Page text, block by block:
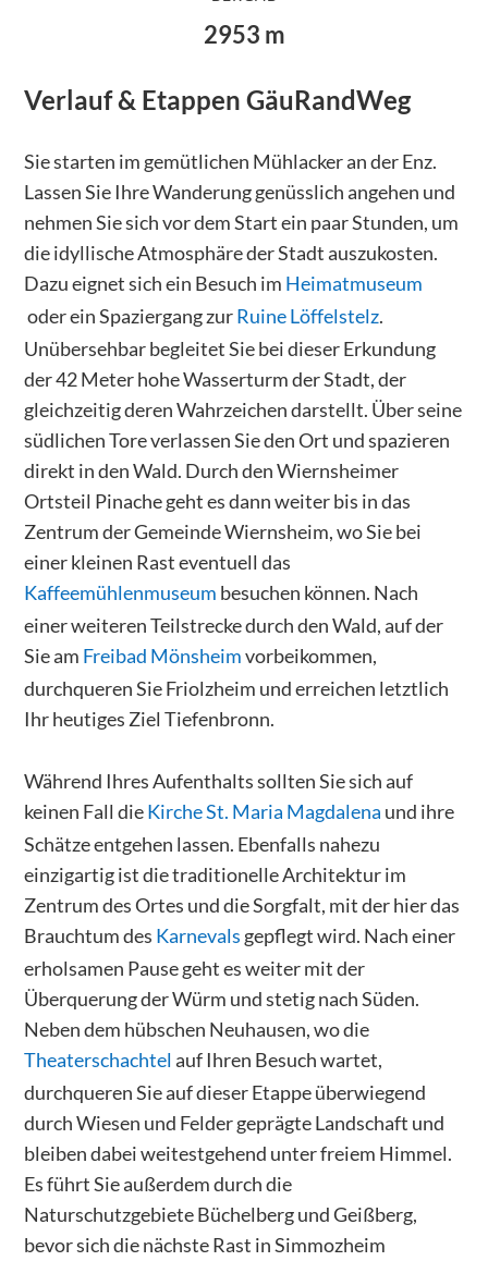
2953 m
Verlauf & Etappen GäuRandWeg
Sie starten im gemütlichen Mühlacker an der Enz.
Lassen Sie Ihre Wanderung genüsslich angehen und
nehmen Sie sich vor dem Start ein paar Stunden, um
die idyllische Atmosphäre der Stadt auszukosten.
Dazu eignet sich ein Besuch im Heimatmuseum
oder ein Spaziergang zurRuine Löffelstelz.
Unübersehbar begleitet Sie bei dieser Erkundung
der 42 Meter hohe Wasserturm der Stadt, der
gleichzeitig deren Wahrzeichen darstellt. Über seine
südlichen Tore verlassen Sie den Ort und spazieren
direkt in den Wald. Durch den Wiernsheimer
Ortsteil Pinache geht es dann weiter bis in das
Zentrum der Gemeinde Wiernsheim, wo Sie bei
einer kleinen Rast eventuell das
Kaffeemühlenmuseum besuchen können. Nach
einer weiteren Teilstrecke durch den Wald, auf der
Sie am Freibad Mönsheimvorbeikommen,
durchqueren Sie Friolzheim und erreichen letztlich
Ihr heutiges Ziel Tiefenbronn.
Während Ihres Aufenthalts sollten Sie sich auf
keinen Fall dieKirche St. Maria Magdalena und ihre
Schätze entgehen lassen. Ebenfalls nahezu
einzigartig ist die traditionelle Architektur im
Zentrum des Ortes und die Sorgfalt, mit der hier das
Brauchtum des Karnevals gepflegt wird. Nach einer
erholsamen Pause geht es weiter mit der
Überquerung der Würm und stetig nach Süden.
Neben dem hübschen Neuhausen, wo die
Theaterschachtelauf Ihren Besuch wartet,
durchqueren Sie auf dieser Etappe überwiegend
durch Wiesen und Felder geprägte Landschaft und
bleiben dabei weitestgehend unter freiem Himmel.
Es führt Sie außerdem durch die
Naturschutzgebiete Büchelberg und Geißberg,
bevor sich die nächste Rast in Simmozheim